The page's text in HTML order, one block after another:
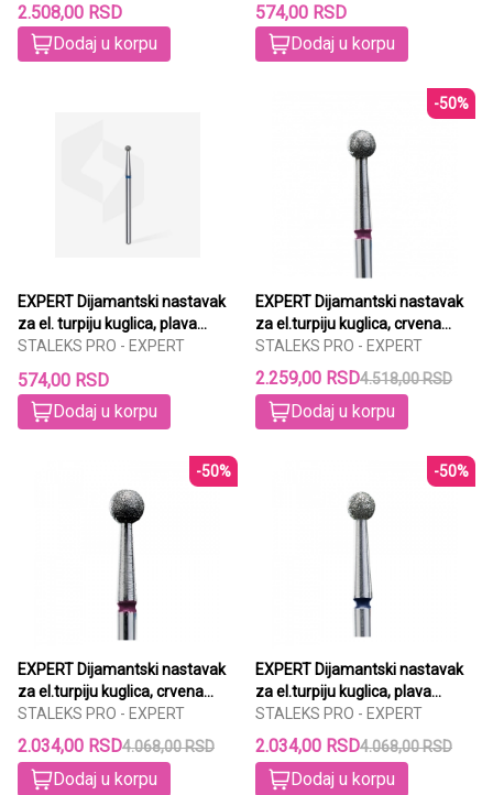
2.508,00 RSD
Dodaj u korpu
574,00 RSD
Dodaj u korpu
EXPERT Dijamantski nastavak
za el. turpiju kuglica, plava
2,5mm
STALEKS PRO - EXPERT
574,00 RSD
Dodaj u korpu
-50%
EXPERT Dijamantski nastavak
za el.turpiju kuglica, crvena
3,5mm 6/1
STALEKS PRO - EXPERT
2.259,00 RSD4.518,00 RSD
Dodaj u korpu
-50%
EXPERT Dijamantski nastavak
za el.turpiju kuglica, crvena
4mm 6/1
STALEKS PRO - EXPERT
2.034,00 RSD4.068,00 RSD
Dodaj u korpu
-50%
EXPERT Dijamantski nastavak
za el.turpiju kuglica, plava
3,5mm 6/1
STALEKS PRO - EXPERT
2.034,00 RSD4.068,00 RSD
Dodaj u korpu